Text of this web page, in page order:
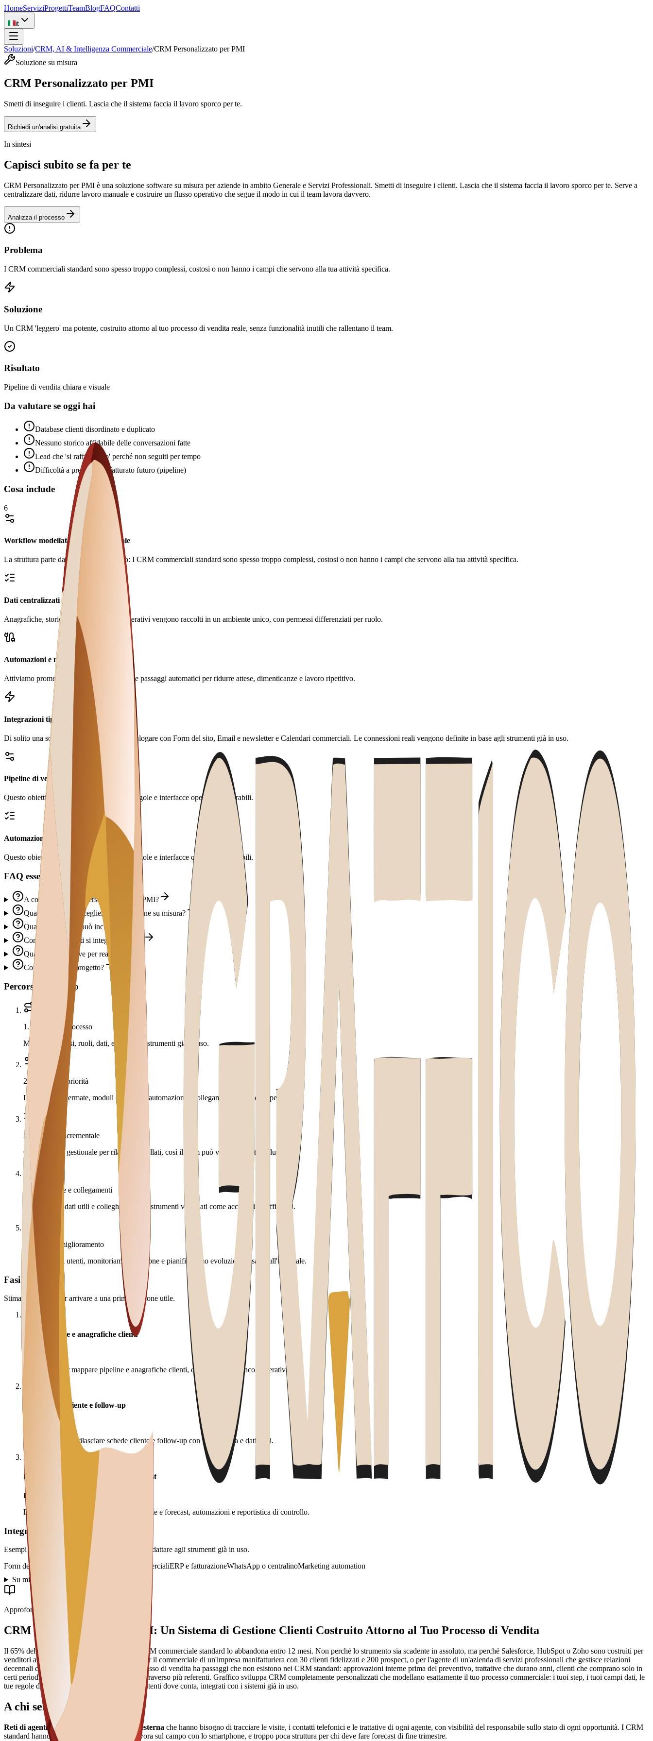
HomeServiziProgettiTeamBlogFAQContatti
it
Soluzioni/CRM, AI & Intelligenza Commerciale/CRM Personalizzato per PMI
Soluzione su misura
CRM Personalizzato per PMI
Smetti di inseguire i clienti. Lascia che il sistema faccia il lavoro sporco per te.
Richiedi un'analisi gratuita
In sintesi
Capisci subito se fa per te
CRM Personalizzato per PMI è una soluzione software su misura per aziende in ambito Generale e Servizi Professionali. Smetti di inseguire i clienti. Lascia che il sistema faccia il lavoro sporco per te. Serve a
centralizzare dati, ridurre lavoro manuale e costruire un flusso operativo che segue il modo in cui il team lavora davvero.
Analizza il processo
Problema
I CRM commerciali standard sono spesso troppo complessi, costosi o non hanno i campi che servono alla tua attività specifica.
Soluzione
Un CRM 'leggero' ma potente, costruito attorno al tuo processo di vendita reale, senza funzionalità inutili che rallentano il team.
Risultato
Pipeline di vendita chiara e visuale
Da valutare se oggi hai
Database clienti disordinato e duplicato
Nessuno storico affidabile delle conversazioni fatte
Lead che 'si raffreddano' perché non seguiti per tempo
Difficoltà a prevedere il fatturato futuro (pipeline)
Cosa include
6
Workflow modellato sul processo reale
La struttura parte dal problema operativo: I CRM commerciali standard sono spesso troppo complessi, costosi o non hanno i campi che servono alla tua attività specifica.
Dati centralizzati e consultabili
Anagrafiche, storico, documenti e stati operativi vengono raccolti in un ambiente unico, con permessi differenziati per ruolo.
Automazioni e notifiche
Attiviamo promemoria, alert, assegnazioni e passaggi automatici per ridurre attese, dimenticanze e lavoro ripetitivo.
Integrazioni tipiche
Di solito una soluzione come questa può dialogare con Form del sito, Email e newsletter e Calendari commerciali. Le connessioni reali vengono definite in base agli strumenti già in uso.
Pipeline di vendita chiara e visuale
Questo obiettivo viene tradotto in moduli, regole e interfacce operative misurabili.
Automazione dei follow-up via email
Questo obiettivo viene tradotto in moduli, regole e interfacce operative misurabili.
FAQ essenziali
A cosa serve CRM Personalizzato per PMI?
Quando conviene scegliere una soluzione su misura?
Quali funzionalità può includere?
Con quali strumenti si integra di solito?
Quanto tempo serve per realizzarlo?
Come si avvia il progetto?
Percorso operativo
1 . Analisi del processo
Mappiamo flussi, ruoli, dati, eccezioni e strumenti già in uso.
2
Prototipo e priorità
Definiamo schermate, moduli essenziali, automazioni e collegamenti da validare per primi.
3
Sviluppo incrementale
Costruiamo il gestionale per rilasci controllati, così il team può validare presto il flusso.
Migrazione e collegamenti
Importiamo i dati utili e colleghiamo solo strumenti verificati come accessibili e affidabili.
.
Lancio e miglioramento
Formiamo gli utenti, monitoriamo l'adozione e pianifichiamo evoluzioni basate sull'uso reale.
Fasi e durata
Stima orientativa per arrivare a una prima versione utile.
1
Audit pipeline e anagrafiche clienti
1 settimana
1 settimana per mappare pipeline e anagrafiche clienti, dati coinvolti e vincoli operativi.
MVP schede cliente e follow-up
4-6 settimane per rilasciare schede cliente e follow-up con utenti pilota e dati reali.
3
Evoluzione marketing, vendite e forecast
Roadmap
Roadmap progressiva su marketing, vendite e forecast, automazioni e reportistica di controllo.
Integrazioni tipiche
Esempi frequenti nei progetti di questo tipo, da adattare agli strumenti già in uso.
Form del sito
Email e newsletter Calendari commercialiERP e fatturazioneWhatsApp o centralinoMarketing automation
Su misura vs standard
Approfondimento
CRM Personalizzato per PMI: Un Sistema di Gestione Clienti Costruito Attorno al Tuo Processo di Vendita
Il 65% delle PMI italiane che acquistano un CRM commerciale standard lo abbandona entro 12 mesi. Non perché lo strumento sia scadente in assoluto, ma perché Salesforce, HubSpot o Zoho sono costruiti per
venditori americani di software SaaS — non per il commerciale di un'impresa manifatturiera con 30 clienti fidelizzati e 200 prospect, o per l'agente di un'azienda di servizi professionali che gestisce relazioni
decennali con studi e professionisti. Il tuo processo di vendita ha passaggi che non esistono nei CRM standard: approvazioni interne prima del preventivo, trattative che durano anni, clienti che comprano solo in
certi periodi dell'anno, relazioni che passano attraverso più referenti. Graffico sviluppa CRM completamente personalizzati che modellano esattamente il tuo processo commerciale: i tuoi step, i tuoi campi dati, le
tue regole di follow-up. Leggeri dove serve, potenti dove conta, integrati con i sistemi già in uso.
A chi serve
Reti di agenti e aziende con forza vendita esterna che hanno bisogno di tracciare le visite, i contatti telefonici e le trattative di ogni agente, con visibilità del responsabile sullo stato di ogni opportunità. I CRM
standard hanno troppa complessità per chi lavora sul campo con lo smartphone, e troppo poca struttura per chi deve fare forecast di fine trimestre.